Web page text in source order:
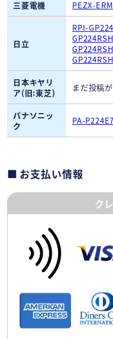
三菱電機
PEZX-
日立
RPI-
日本キヤリ
ア(旧:東芝)
まだ投稿
パナソニッ
ク
PA-
お支払い情報
ク